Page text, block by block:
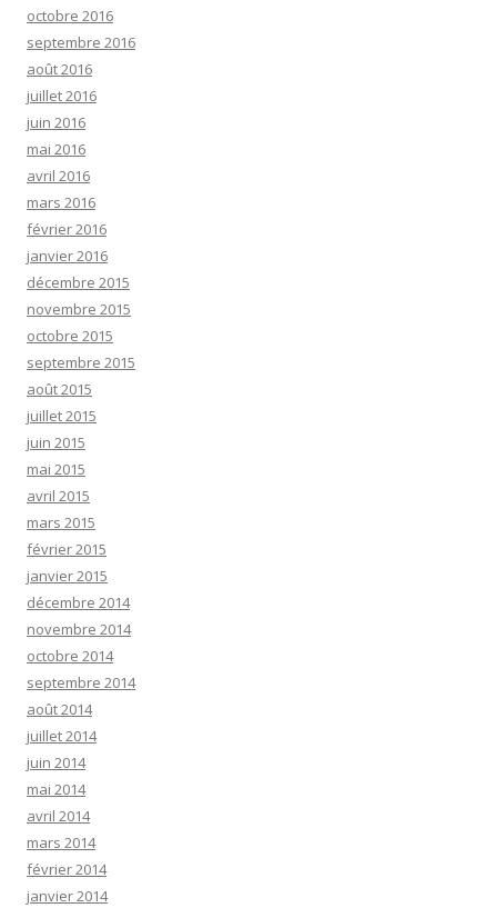
octobre 2016
septembre 2016
août 2016
juillet 2016
juin 2016
mai 2016
avril 2016
mars 2016
février 2016
janvier 2016
décembre 2015
novembre 2015
octobre 2015
septembre 2015
août 2015
juillet 2015
juin 2015
mai 2015
avril 2015
mars 2015
février 2015
janvier 2015
décembre 2014
novembre 2014
octobre 2014
septembre 2014
août 2014
juillet 2014
juin 2014
mai 2014
avril 2014
mars 2014
février 2014
janvier 2014